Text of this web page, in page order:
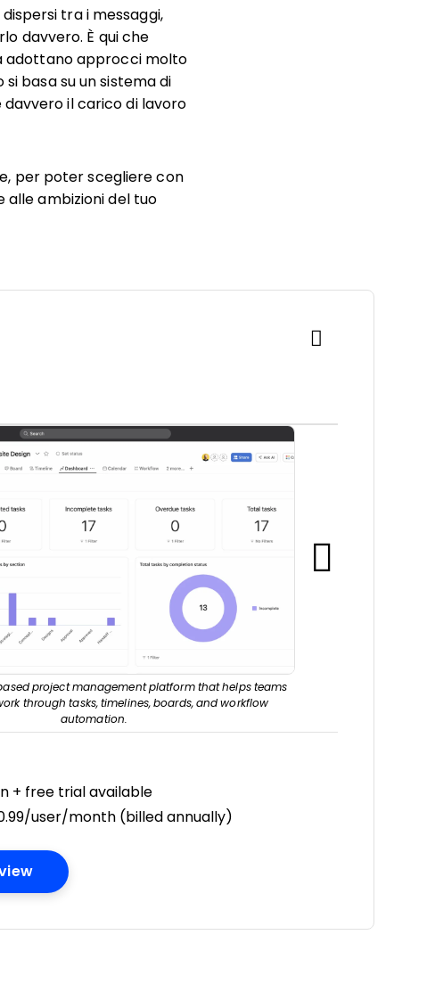
tra i messaggi,
davvero. È qui che
adottano approcci molto
basa su un sistema di
davvero il carico di lavoro
per poter scegliere con
alle ambizioni del tuo
project management platform that helps teams
through tasks, timelines, boards, and workflow
automation.
+ free trial available
user/month (billed annually)
Opens New Window